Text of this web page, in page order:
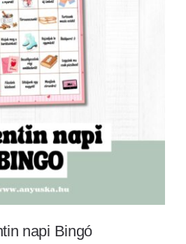
napi Bingó
napi Bingó